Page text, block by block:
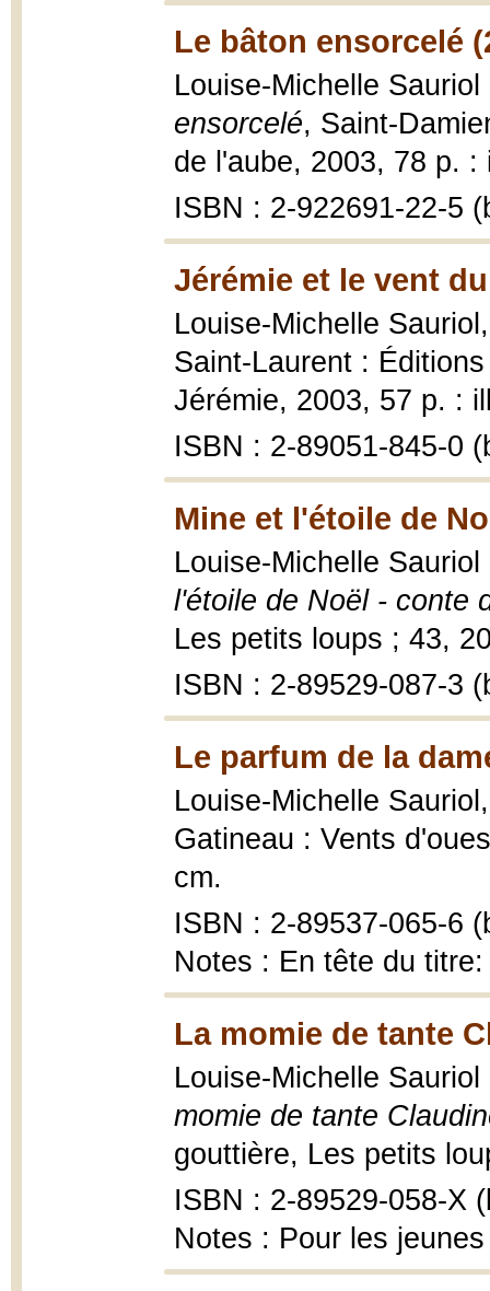
Le bâton ensorcelé
Louise-Michelle
ensorcelé, Saint-
de l'aube, 2003, 78 p. :
ISBN : 2-922691-22-5
Jérémie et le vent
Louise-Michelle
Saint-Laurent :
Jérémie, 2003, 57 p. :
ISBN : 2-89051-845-0
Mine et l'étoile de
Louise-Michelle
l'étoile de Noël - conte
Les petits loups ; 43,
ISBN : 2-89529-087-3
Le parfum de la
Louise-Michelle
Gatineau : Vents
cm.
ISBN : 2-89537-065-6
Notes : En tête du
La momie de tante
Louise-Michelle
momie de tante
gouttière, Les petits
ISBN : 2-89529-058-X
Notes : Pour les